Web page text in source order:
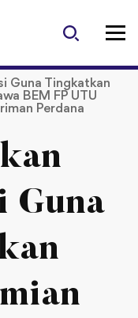
Guna Tingkatkan
BEM FP UTU
Perdana
Guna